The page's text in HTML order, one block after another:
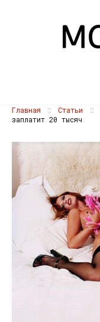
Главная Статьи
заплатит 20 тысяч